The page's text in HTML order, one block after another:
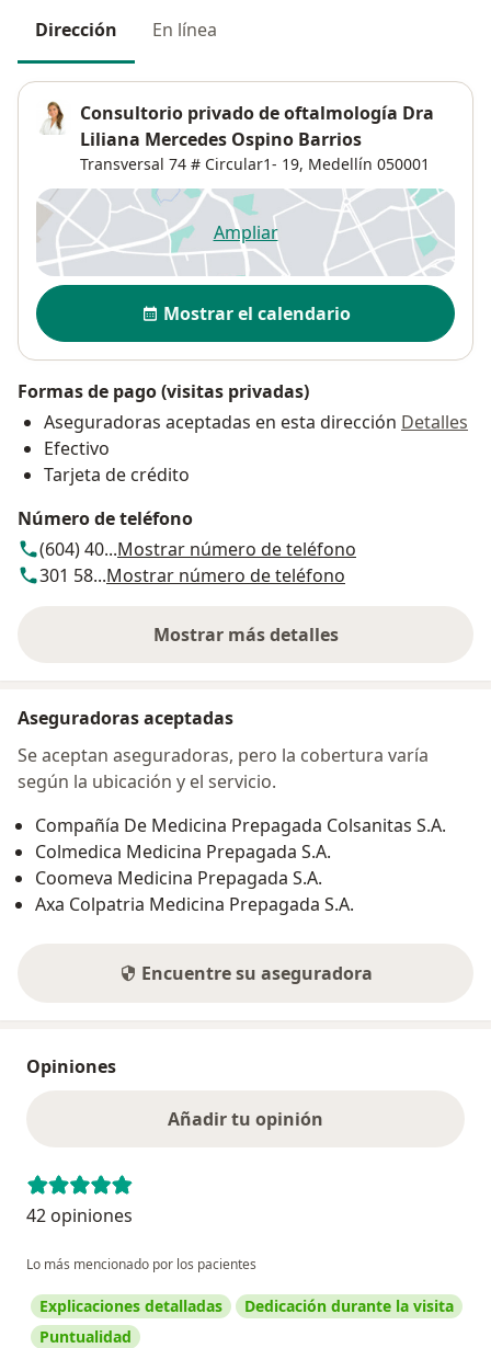
Dirección En línea
Consultorio privado de oftalmología Dra
Liliana Mercedes Ospino Barrios
Transversal 74 # Circular1- 19, Medellín 050001
Ampliarse abre en una nueva
Disponibilidad
Mostrar el calendario
Formas de pago (visitas privadas)
Aseguradoras aceptadas en esta dirección Detalles
Efectivo
Tarjeta de crédito
Número de teléfono
(604) 40...Mostrar número de teléfono
301 58...Mostrar número de teléfono
Mostrar más detalles
sobre la dirección
Aseguradoras aceptadas
Se aceptan aseguradoras, pero la cobertura varía
según la ubicación y el servicio.
Compañía De Medicina Prepagada Colsanitas S.A.
Colmedica Medicina Prepagada S.A.
Coomeva Medicina Prepagada S.A.
Axa Colpatria Medicina Prepagada S.A.
Encuentre su aseguradora
Opiniones
Añadir tu opinión
42 opiniones
Lo más mencionado por los pacientes
Explicaciones detalladas
Dedicación durante la visita
Puntualidad